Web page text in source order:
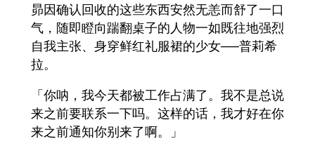
昴因确认回收的这些东西安然无恙而舒了一口
气，随即瞪向踹翻桌子的人物一如既往地强烈
自我主张、身穿鲜红礼服裙的少女──普莉希
拉。
「你呐，我今天都被工作占满了。我不是总说
来之前要联系一下吗。这样的话，我才好在你
来之前通知你别来了啊。」